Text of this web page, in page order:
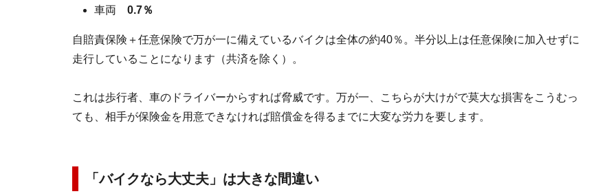
車両 0.7％
自賠責保険＋任意保険で万が一に備えているバイクは全体の約40％。半分以上は任意保険に加入せずに
走行していることになります（共済を除く）。
これは歩行者、車のドライバーからすれば脅威です。万が一、こちらが大けがで莫大な損害をこうむっ
ても、相手が保険金を用意できなければ賠償金を得るまでに大変な労力を要します。
「バイクなら大丈夫」は大きな間違い